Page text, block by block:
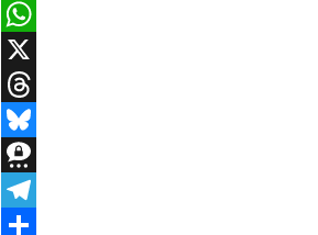
LinkedIn
WhatsApp
X
Threads
Bluesky
Threema
Telegram